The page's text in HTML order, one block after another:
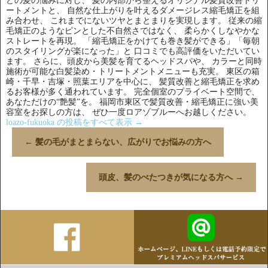
ートメントと、 自然な仕上がりを叶えるダメージレス縮毛矯正を組
み合わせ、 これまでにないツヤとまとまりを実現します。 従来の縮
毛矯正のようなピンとした不自然さではなく、 柔らかくしなやかな
ストレートを再現。 「縮毛矯正をかけても巻き髪ができる」「毎朝
のスタイリングが楽になった」と 口コミでも高評価をいただいてい
ます。 さらに、頭皮から美髪を育てるヘッドスパや、 カラーと同時
施術が可能な白髪染め・トリートメントメニューも充実。 東区の箱
崎・千早・吉塚・照葉エリアを中心に、 髪質改善と縮毛矯正を求め
るお客様が多く通われています。 完全個室のプライベート空間で、
あなただけの“艶髪”を。 福岡市東区で髪質改善・縮毛矯正に強い美
容室をお探しの方は、 ぜひ一度ロアゾブルーへお越しください。
loazo-fukuoka の投稿をすべて表示 →
← 髪の毛がまとまらない、広がりでお悩みの方へ
頭皮、髪のべたつきが気になる方へ →